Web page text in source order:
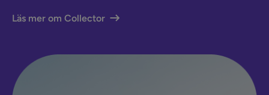
Läs mer om Collector